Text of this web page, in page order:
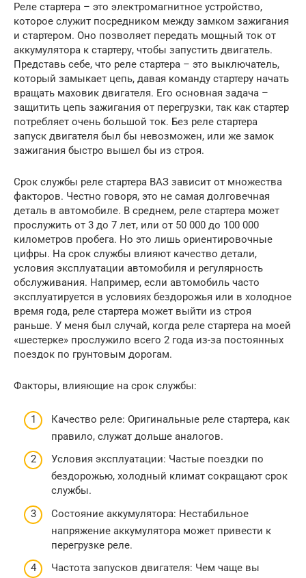
Реле стартера – это электромагнитное устройство,
которое служит посредником между замком зажигания
и стартером. Оно позволяет передать мощный ток от
аккумулятора к стартеру, чтобы запустить двигатель.
Представь себе, что реле стартера – это выключатель,
который замыкает цепь, давая команду стартеру начать
вращать маховик двигателя. Его основная задача –
защитить цепь зажигания от перегрузки, так как стартер
потребляет очень большой ток. Без реле стартера
запуск двигателя был бы невозможен, или же замок
зажигания быстро вышел бы из строя.
Срок службы реле стартера ВАЗ зависит от множества
факторов. Честно говоря, это не самая долговечная
деталь в автомобиле. В среднем, реле стартера может
прослужить от 3 до 7 лет, или от 50 000 до 100 000
километров пробега. Но это лишь ориентировочные
цифры. На срок службы влияют качество детали,
условия эксплуатации автомобиля и регулярность
обслуживания. Например, если автомобиль часто
эксплуатируется в условиях бездорожья или в холодное
время года, реле стартера может выйти из строя
раньше. У меня был случай, когда реле стартера на моей
«шестерке» прослужило всего 2 года из-за постоянных
поездок по грунтовым дорогам.
Факторы, влияющие на срок службы:
Качество реле: Оригинальные реле стартера, как
правило, служат дольше аналогов.
Условия эксплуатации: Частые поездки по
бездорожью, холодный климат сокращают срок
службы.
Состояние аккумулятора: Нестабильное
напряжение аккумулятора может привести к
перегрузке реле.
Частота запусков двигателя: Чем чаще вы